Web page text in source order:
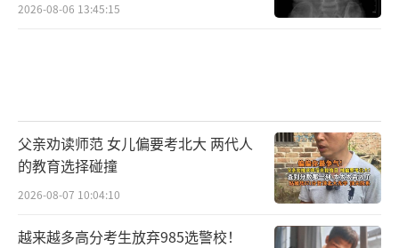
2026-08-06 13:45:15
父亲劝读师范 女儿偏要考北大 两代人
的教育选择碰撞
2026-08-07 10:04:10
越来越多高分考生放弃985选警校！